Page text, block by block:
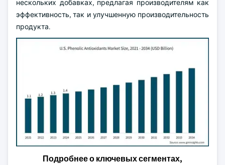
нескольких добавках, предлагая производителям как
эффективность, так и улучшенную производительность
продукта.
Подробнее о ключевых сегментах,